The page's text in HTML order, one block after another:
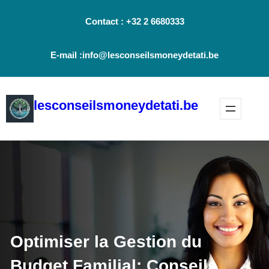
Contact : +32 2 6680333
E-mail :info@lesconseilsmoneydetati.be
lesconseilsmoneydetati.be
Optimiser la Gestion du